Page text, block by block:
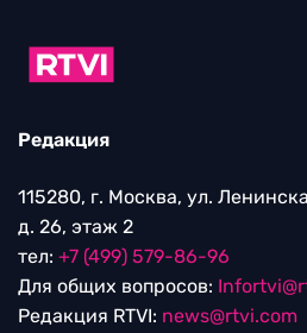
Редакция
115280, г. Москва, ул.
д. 26, этаж 2
тел: +7 (499) 579-86-96
Для общих вопросов:
Редакция RTVI: news@rtvi.com